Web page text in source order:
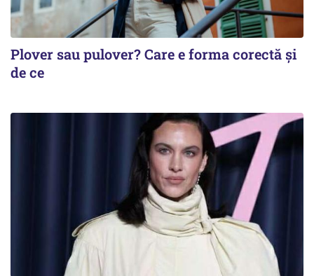
Plover sau pulover? Care e forma corectă și
de ce